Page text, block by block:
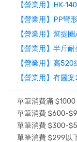
【營業用】HK-
【營業用】PP彎
【營業用】幫提
【營業用】半斤
【營業用】高
【營業用】有圖
單筆消費滿 $1000
單筆消費 $600-
單筆消費 $300-
單筆消費 $299以